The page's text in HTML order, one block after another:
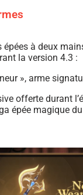
épées à deux
la version 4.3 :
», arme
offerte durant
épée magique